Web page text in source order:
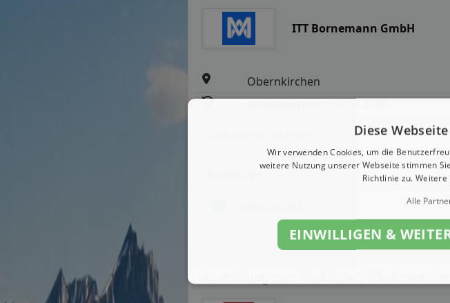
ITT Bornemann GmbH
Obernkirchen
Diese
Wir verwenden Cookies, um die
weitere Nutzung unserer Webseite stimmen
Richtlinie zu. Weitere
Alle
EINWILLIGEN &